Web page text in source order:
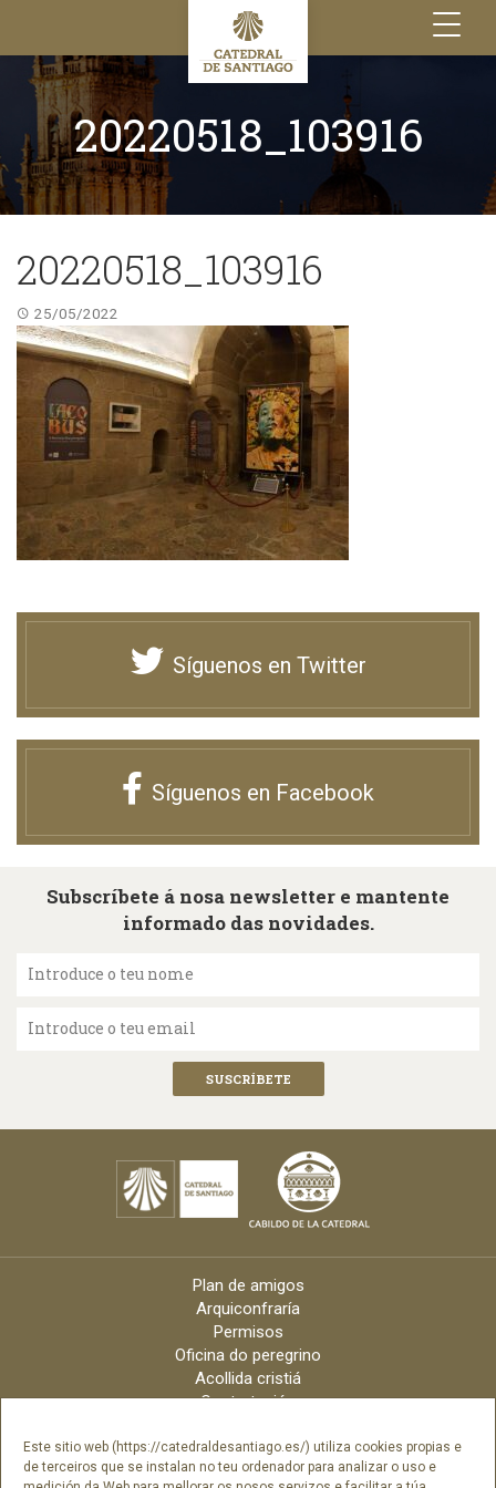
Este sitio web (https://catedraldesantiago.es/) utiliza cookies propias e
de terceiros que se instalan no teu ordenador para analizar o uso e
Toggle
navigation
20220518_103916
20220518_103916
25/05/2022
Síguenos en Twitter
Síguenos en Facebook
Subscríbete á nosa newsletter e mantente
informado das novidades.
Introduce o teu nome
Introduce o teu email
Plan de amigos
Arquiconfraría
Permisos
Oficina do peregrino
Acollida cristiá
Contratación
Arquidiócese
Créditos